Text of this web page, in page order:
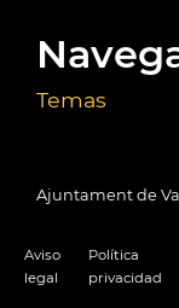
Temas
Ajuntament de
Aviso
legal
Política
privacidad